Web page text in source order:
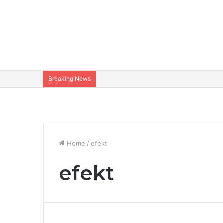
Breaking News
Home / efekt
efekt